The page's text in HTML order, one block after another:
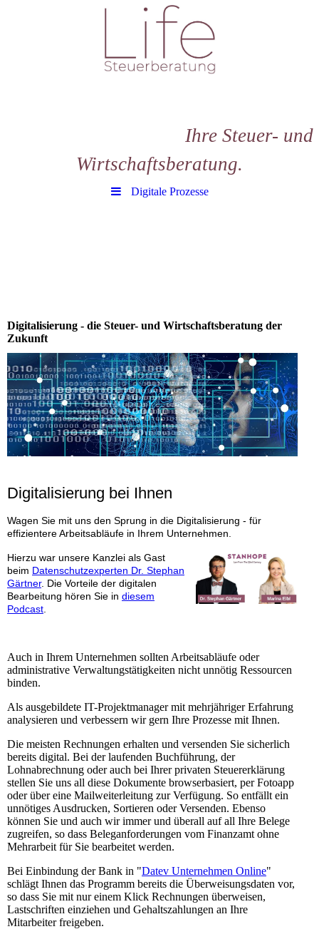
Ihre Steuer- und
Wirtschaftsberatung.
Digitale Prozesse
Digitalisierung - die Steuer- und Wirtschaftsberatung der
Zukunft
Digitalisierung bei Ihnen
Wagen Sie mit uns den Sprung in die Digitalisierung - für
effizientere Arbeitsabläufe in Ihrem Unternehmen.
Hierzu war unsere Kanzlei als Gast
beim Datenschutzexperten Dr. Stephan
Gärtner. Die Vorteile der digitalen
Bearbeitung hören Sie in diesem
Podcast
Auch in Ihrem Unternehmen sollten Arbeitsabläufe oder
administrative Verwaltungstätigkeiten nicht unnötig Ressourcen
binden.
Als ausgebildete IT-Projektmanager mit mehrjähriger Erfahrung
analysieren und verbessern wir gern Ihre Prozesse mit Ihnen.
Die meisten Rechnungen erhalten und versenden Sie sicherlich
bereits digital. Bei der laufenden Buchführung, der
Lohnabrechnung oder auch bei Ihrer privaten Steuererklärung
stellen Sie uns all diese Dokumente browserbasiert, per Fotoapp
oder über eine Mailweiterleitung zur Verfügung. So entfällt ein
unnötiges Ausdrucken, Sortieren oder Versenden. Ebenso
können Sie und auch wir immer und überall auf all Ihre Belege
zugreifen, so dass Beleganforderungen vom Finanzamt ohne
Mehrarbeit für Sie bearbeitet werden.
Bei Einbindung der Bank in "Datev Unternehmen Online"
schlägt Ihnen das Programm bereits die Überweisungsdaten vor,
so dass Sie mit nur einem Klick Rechnungen überweisen,
Lastschriften einziehen und Gehaltszahlungen an Ihre
Mitarbeiter freigeben.